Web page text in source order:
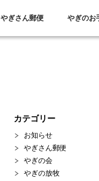
やぎさん郵便 やぎのお
カテゴリー
お知らせ
やぎさん郵便
やぎの会
やぎの放牧